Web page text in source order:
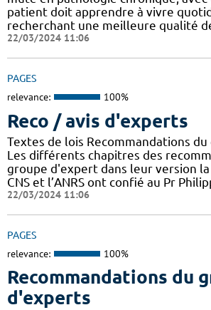
patient doit apprendre à vivre
recherchant une meilleure qualité
22/03/2024 11:06
PAGES
relevance: 100%
Reco / avis d'experts
Textes de lois Recommandations
Les différents chapitres des
groupe d'expert dans leur version
CNS et l’ANRS ont confié au Pr
22/03/2024 11:06
PAGES
relevance: 100%
Recommandations du
d'experts